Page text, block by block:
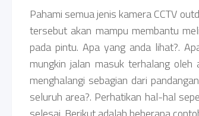
Pahami semua jenis kamera CCTV
tersebut akan mampu membantu
pada pintu. Apa yang anda lihat?.
mungkin jalan masuk terhalang
menghalangi sebagian dari
seluruh area?. Perhatikan hal-hal